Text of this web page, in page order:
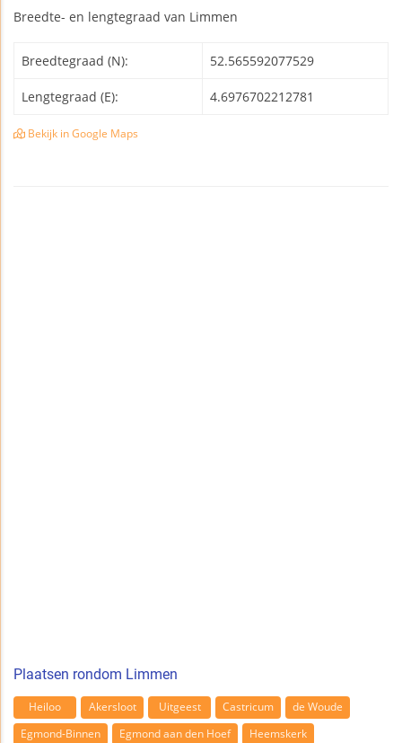
Breedte- en lengtegraad van Limmen
Breedtegraad (N): 52.565592077529
Lengtegraad (E): 4.6976702212781
Bekijk in Google Maps
Plaatsen rondom Limmen
Heiloo Akersloot Uitgeest Castricum
de Woude
Egmond-Binnen
Egmond aan den Hoef
Heemskerk